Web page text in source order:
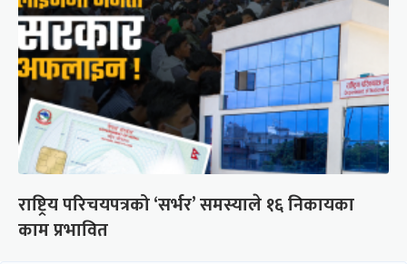
राष्ट्रिय परिचयपत्रको ‘सर्भर’ समस्याले १६ निकायका
काम प्रभावित